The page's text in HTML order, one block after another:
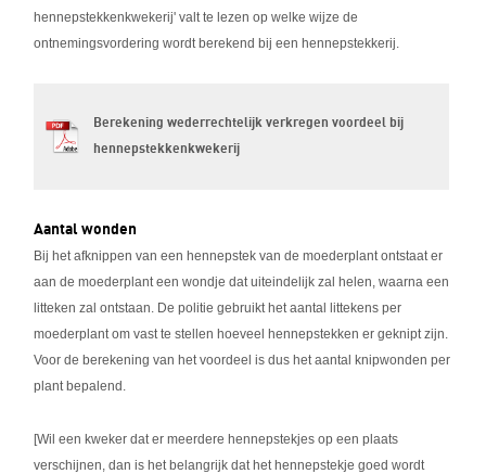
hennepstekkenkwekerij' valt te lezen op welke wijze de
ontnemingsvordering wordt berekend bij een hennepstekkerij.
Berekening wederrechtelijk verkregen voordeel bij
hennepstekkenkwekerij
Aantal wonden
Bij het afknippen van een hennepstek van de moederplant ontstaat er
aan de moederplant een wondje dat uiteindelijk zal helen, waarna een
litteken zal ontstaan. De politie gebruikt het aantal littekens per
moederplant om vast te stellen hoeveel hennepstekken er geknipt zijn.
Voor de berekening van het voordeel is dus het aantal knipwonden per
plant bepalend.
[Wil een kweker dat er meerdere hennepstekjes op een plaats
verschijnen, dan is het belangrijk dat het hennepstekje goed wordt